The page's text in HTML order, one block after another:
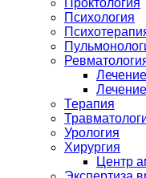
Проктология
Психология
Терапия
Урология
Хирургия
Центр